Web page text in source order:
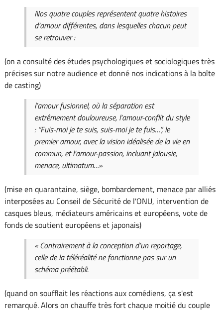
Nos quatre couples représentent quatre histoires
d’amour différentes, dans lesquelles chacun peut
se retrouver :
(on a consulté des études psychologiques et sociologiques très
précises sur notre audience et donné nos indications à la boîte
de casting)
l’amour fusionnel, où la séparation est
extrêmement douloureuse, l’amour-conflit du style
: “Fuis-moi je te suis, suis-moi je te fuis…”, le
premier amour, avec la vision idéalisée de la vie en
commun, et l’amour-passion, incluant jalousie,
menace, ultimatum…»
(mise en quarantaine, siège, bombardement, menace par alliés
interposées au Conseil de Sécurité de l'ONU, intervention de
casques bleus, médiateurs américains et européens, vote de
fonds de soutient européens et japonais)
« Contrairement à la conception d’un reportage,
celle de la téléréalité ne fonctionne pas sur un
schéma préétabli.
(quand on soufflait les réactions aux comédiens, ça s'est
remarqué. Alors on chauffe très fort chaque moitié du couple